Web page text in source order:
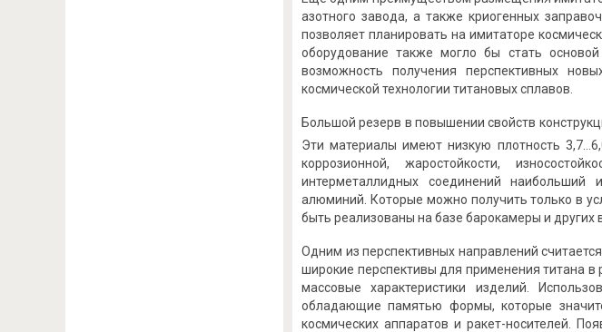
азотного завода, а также криогенных
позволяет планировать на имитаторе
оборудование также могло бы стать
возможность получения перспективных
космической технологии титановых сплавов.
Большой резерв в повышении свойств
Эти материалы имеют низкую плотность
коррозионной, жаростойкости,
интерметаллидных соединений наибольший
алюминий. Которые можно получить только в
быть реализованы на базе барокамеры и других
Одним из перспективных направлений
широкие перспективы для применения титана в
массовые характеристики изделий.
обладающие памятью формы, которые
космических аппаратов и ракет-носителей.